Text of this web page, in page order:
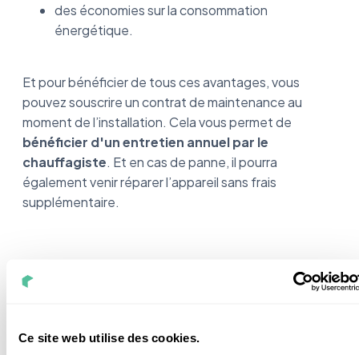
Ce site web utilise des cookies.
des économies sur la consommation
énergétique.
Et pour bénéficier de tous ces avantages, vous
pouvez souscrire un contrat de maintenance au
moment de l’installation. Cela vous permet de
bénéficier d'un entretien annuel par le
chauffagiste. Et en cas de panne, il pourra
également venir réparer l’appareil sans frais
supplémentaire.
Daikin : Résumé